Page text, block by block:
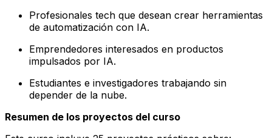
Profesionales tech que desean crear herramientas
de automatización con IA.
Emprendedores interesados en productos
impulsados por IA.
Estudiantes e investigadores trabajando sin
depender de la nube.
Resumen de los proyectos del curso